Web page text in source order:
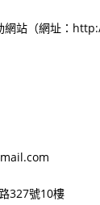
網站（網址：
327號10樓